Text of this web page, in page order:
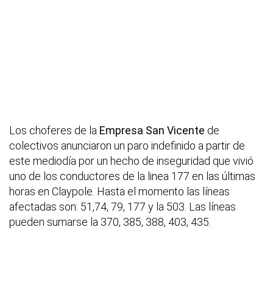
Los choferes de la Empresa San Vicente de
colectivos anunciaron un paro indefinido a partir de
este mediodía por un hecho de inseguridad que vivió
uno de los conductores de la linea 177 en las últimas
horas en Claypole. Hasta el momento las líneas
afectadas son: 51,74, 79, 177 y la 503. Las líneas
pueden sumarse la 370, 385, 388, 403, 435.